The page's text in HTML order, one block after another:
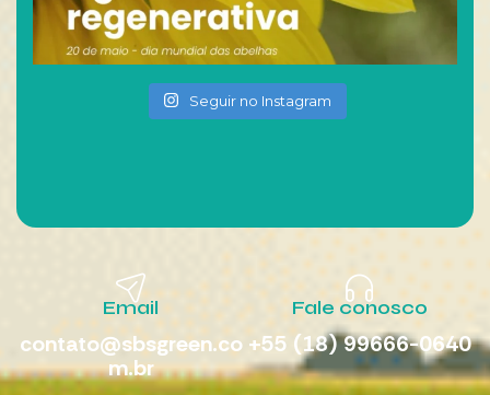
Seguir no Instagram
Email
contato@sbsgreen.co
m.br
Fale conosco
+55 (18) 99666-0640